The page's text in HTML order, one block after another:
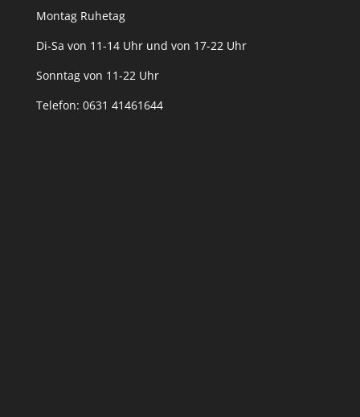
Montag Ruhetag
Di-Sa von 11-14 Uhr und von 17-22 Uhr
Sonntag von 11-22 Uhr
Telefon: 0631 41461644